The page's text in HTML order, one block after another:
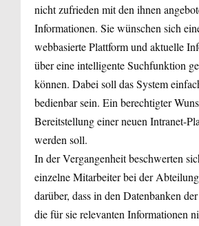
nicht zufrieden mit den ihnen
Informationen. Sie wünschen sich
webbasierte Plattform und aktuelle
über eine intelligente Suchfunktion
können. Dabei soll das System
bedienbar sein. Ein berechtigter
Bereitstellung einer neuen Intranet-
werden soll.
In der Vergangenheit beschwerten
einzelne Mitarbeiter bei der
darüber, dass in den Datenbanken
die für sie relevanten Informationen